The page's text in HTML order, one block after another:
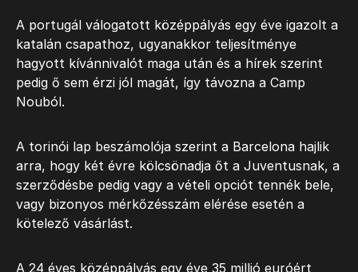
A portugál válogatott középpályás egy éve igazolt a
katalán csapathoz, ugyanakkor teljesítménye
hagyott kívánnivalót maga után és a hírek szerint
pedig ő sem érzi jól magát, így távozna a Camp
Nouból.
A torinói lap beszámolója szerint a Barcelona hajlik
arra, hogy két évre kölcsönadja őt a Juventusnak, a
szerződésbe pedig vagy a vételi opciót tennék bele,
vagy bizonyos mérkőzésszám elérése esetén a
kötelező vásárlást.
A 24 éves középpályás egy éve 35 millió euróért